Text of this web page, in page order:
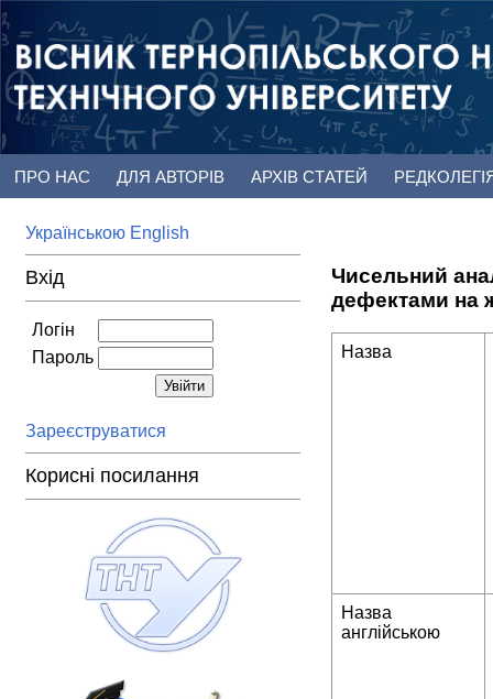
ПРО НАС ДЛЯ АВТОРІВ АРХІВ СТАТЕЙ
Українською English
Вхід
Логін
Пароль
Зареєструватися
Корисні посилання
Чисельний
дефектами на
Назва
Назва
англійською